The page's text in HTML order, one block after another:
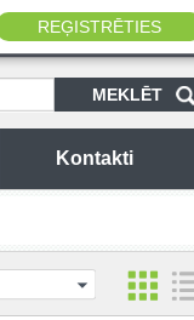
REĢISTRĒTIES
Kontakti